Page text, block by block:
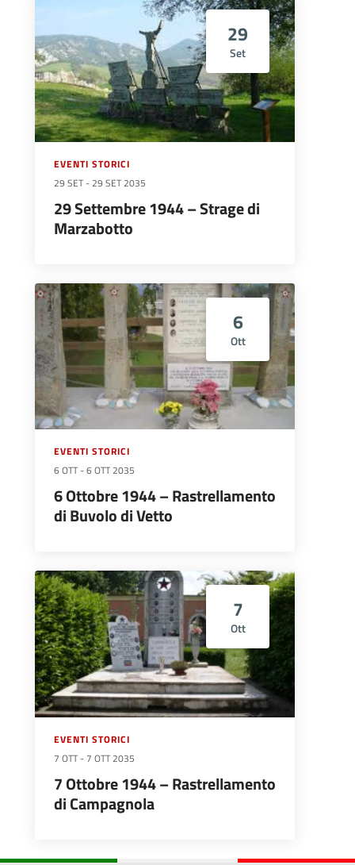
29
Set
EVENTI STORICI
29 SET -29 SET 2035
29 Settembre 1944 – Strage di
Marzabotto
6
Ott
EVENTI STORICI
6 OTT -6 OTT 2035
6 Ottobre 1944 – Rastrellamento
di Buvolo di Vetto
7
Ott
EVENTI STORICI
7 OTT - 7 OTT 2035
7 Ottobre 1944 – Rastrellamento
di Campagnola